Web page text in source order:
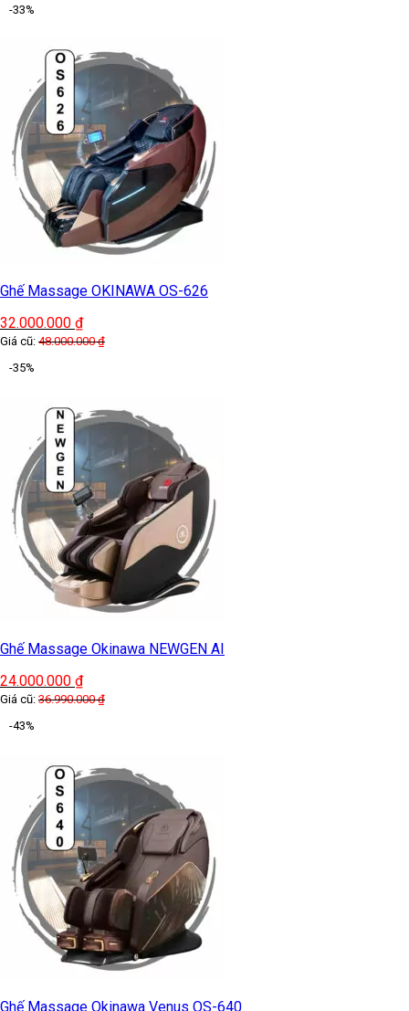
Ghế massage Okinawa Mellow
24.000.000₫
38.000.000 ₫
Ghế Massage IHOCO ZenGlide S68
55.000.000₫
84.000.000₫
Ghế massage FUJIKIMA FJ-G690 (HT-C700)
-33%